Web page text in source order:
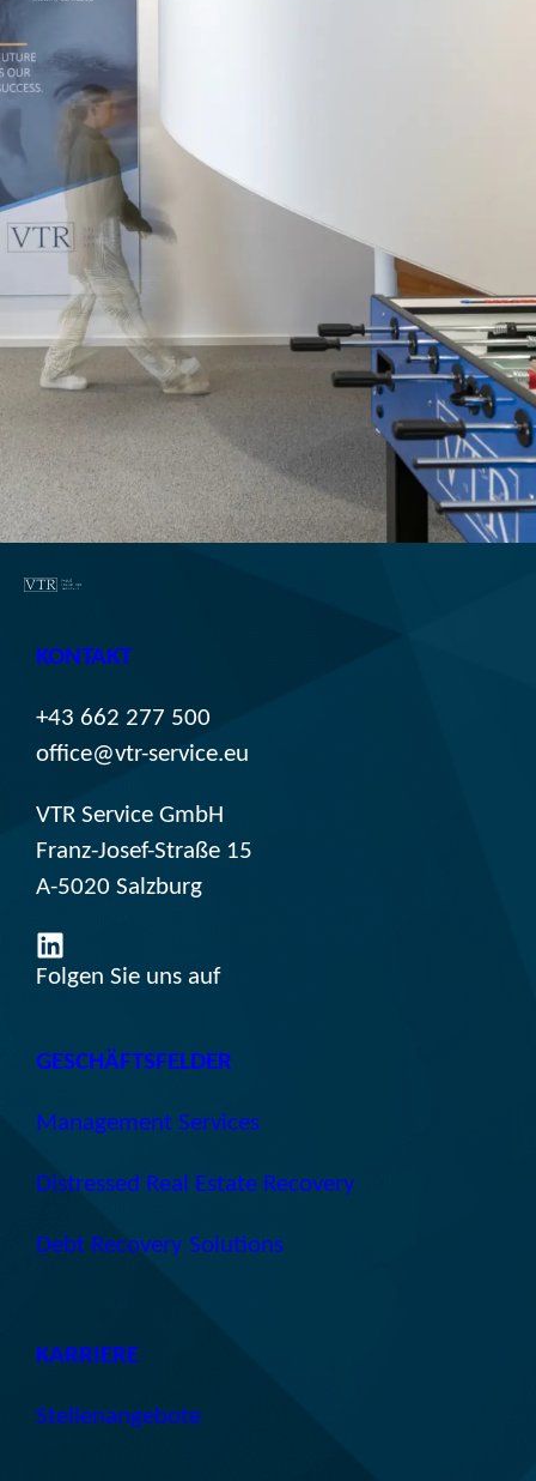
KONTAKT
+43 662 277 500
office@vtr-service.eu
VTR Service GmbH
Franz-Josef-Straße 15
A-5020 Salzburg
Folgen Sie uns auf
GESCHÄFTSFELDER
Management Services
Distressed Real Estate Recovery
Debt Recovery Solutions
KARRIERE
Stellenangebote